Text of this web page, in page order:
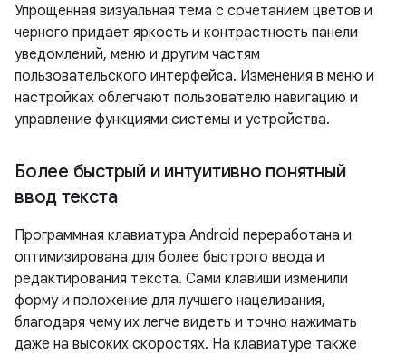
Упрощенная визуальная тема с сочетанием цветов и
черного придает яркость и контрастность панели
уведомлений, меню и другим частям
пользовательского интерфейса. Изменения в меню и
настройках облегчают пользователю навигацию и
управление функциями системы и устройства.
Более быстрый и интуитивно понятный
ввод текста
Программная клавиатура Android переработана и
оптимизирована для более быстрого ввода и
редактирования текста. Сами клавиши изменили
форму и положение для лучшего нацеливания,
благодаря чему их легче видеть и точно нажимать
даже на высоких скоростях. На клавиатуре также